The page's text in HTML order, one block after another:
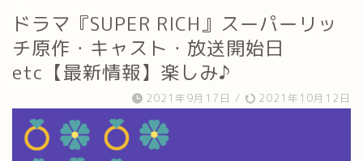
ドラマ『SUPER RICH』スーパーリッ
チ原作・キャスト・放送開始日
etc【最新情報】楽しみ♪
2021年9月17日 / 2021年10月12日